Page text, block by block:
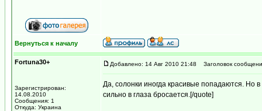
Вернуться к началу
Fortuna30+
Зарегистрирован:
14.08.2010
Сообщения: 1
Откуда: Украина
Добавлено: 14 Авг 2010 21:48 Заголовок
Да, солонки иногда красивые попадаются. Но
сильно в глаза бросается.[/quote]